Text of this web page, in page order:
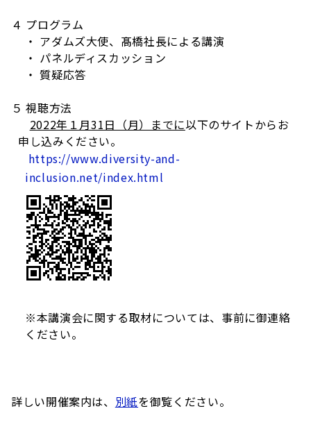
４ プログラム
・ アダムズ大使、髙橋社長による講演
・ パネルディスカッション
・ 質疑応答
５ 視聴方法
2022年１月31日（月）までに以下のサイトからお
申し込みください。
https://www.diversity-and-
inclusion.net/index.html
※本講演会に関する取材については、事前に御連絡
ください。
詳しい開催案内は、 別紙を御覧ください。